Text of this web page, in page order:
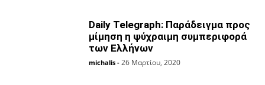
Daily Telegraph: Παράδειγμα προς
μίμηση η ψύχραιμη συμπεριφορά
των Ελλήνων
michalis - 26 Μαρτίου, 2020